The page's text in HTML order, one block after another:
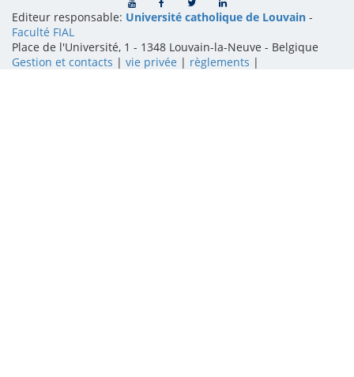
Editeur responsable: Université catholique de Louvain -
Faculté FIAL
Place de l'Université, 1 - 1348 Louvain-la-Neuve - Belgique
Gestion et contacts | vie privée | règlements |